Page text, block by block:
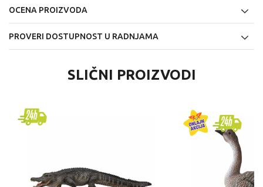
OCENA PROIZVODA
PROVERI DOSTUPNOST U RADNJAMA
SLIČNI PROIZVODI